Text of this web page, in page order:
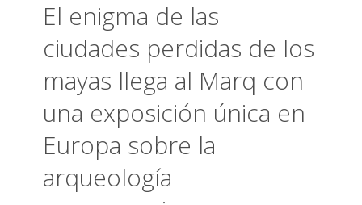
El enigma de las
ciudades perdidas de los
mayas llega al Marq con
una exposición única en
Europa sobre la
arqueología